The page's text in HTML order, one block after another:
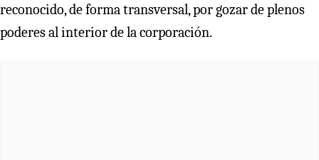
reconocido, de forma transversal, por gozar de plenos
poderes al interior de la corporación.